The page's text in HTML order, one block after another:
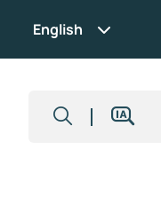
English